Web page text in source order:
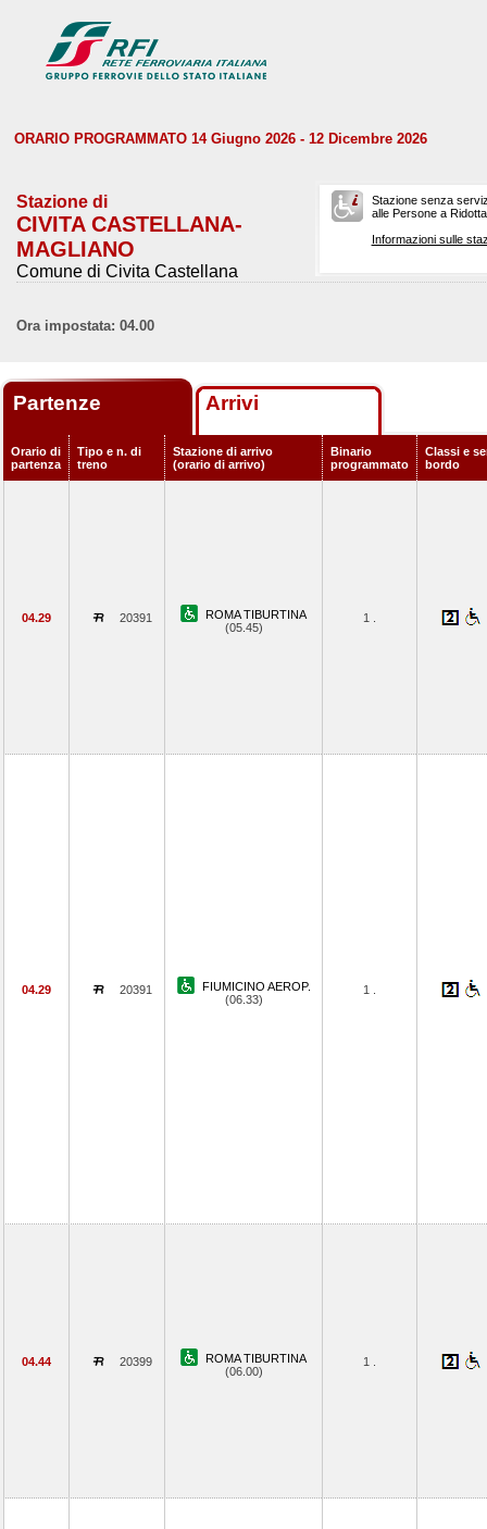
ORARIO PROGRAMMATO 14 Giugno 2026 - 12 Dicembre 2026
Stazione di
CIVITA CASTELLANA-
MAGLIANO
Comune di Civita Castellana
Stazione senza
alle Persone a
Informazioni sulle
Ora impostata: 04.00
Partenze Arrivi
Orario di
partenza
Tipo e n. di
treno
Stazione di arrivo
(orario di arrivo)
Binario
programmato
Classi e
bordo
04.29 20391
ROMA TIBURTINA
(05.45)
1 .
04.29 20391
FIUMICINO AEROP.
(06.33)
1 .
04.44 20399
ROMA TIBURTINA
(06.00)
1 .